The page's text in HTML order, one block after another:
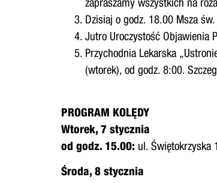
zapraszamy wszystkich na
Dzisiaj o godz. 18.00 Msza
Jutro Uroczystość Objawienia
Przychodnia Lekarska
(wtorek), od godz. 8:00.
PROGRAM KOLĘDY
Wtorek, 7 stycznia
od godz. 15.00: ul. Świętokrzyska
Środa, 8 stycznia